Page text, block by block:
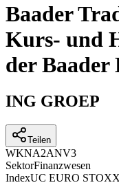
Baader
Kurs- und
der Baader
ING GROEP
Teilen
WKNA2ANV3
SektorFinanzwesen
IndexUC EURO STOXX